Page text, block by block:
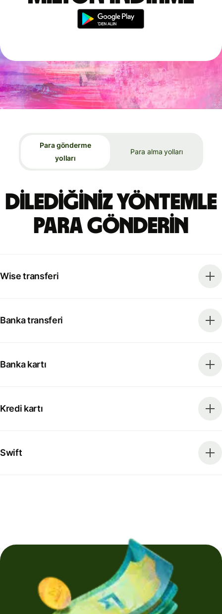
Para gönderme
yolları
Para alma yolları
Dilediğiniz yöntemle
para gönderin
Wise transferi
Banka transferi
Banka kartı
Kredi kartı
Swift